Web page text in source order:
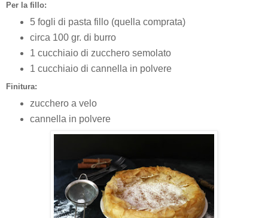
Per la fillo:
5 fogli di pasta fillo (quella comprata)
circa 100 gr. di burro
1 cucchiaio di zucchero semolato
1 cucchiaio di cannella in polvere
Finitura:
zucchero a velo
cannella in polvere